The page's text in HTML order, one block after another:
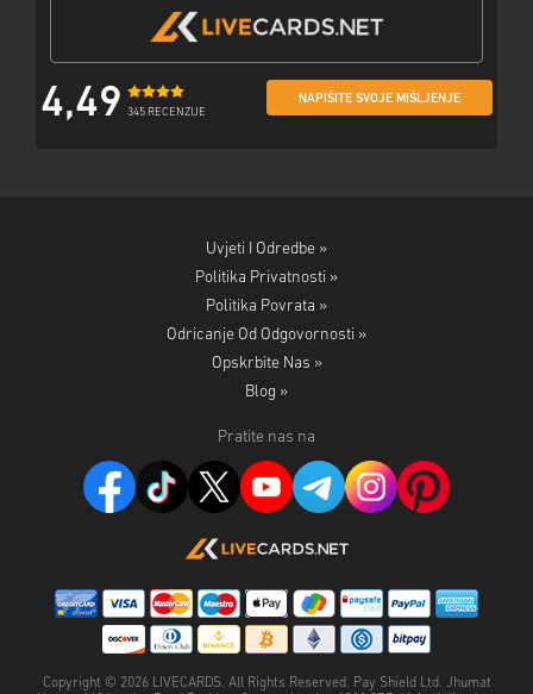
4,49 345 RECENZIJE
NAPIŠITE SVOJE MIŠLJENJE
Uvjeti I Odredbe »
Politika Privatnosti »
Politika Povrata »
Odricanje Od Odgovornosti »
Opskrbite Nas »
Blog »
Pratite nas na
Copyright © 2026 LIVECARDS. All Rights Reserved. Pay Shield Ltd. Jhumat